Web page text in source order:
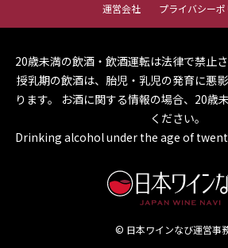
運営会社 プライバシーポ
20歳未満の飲酒・飲酒運転は法律で禁止さ
授乳期の飲酒は、胎児・乳児の発育に悪
ります。
お酒に関する情報の場合、20歳
ください。
Drinking alcohol under the age of
© 日本ワインなび運営事